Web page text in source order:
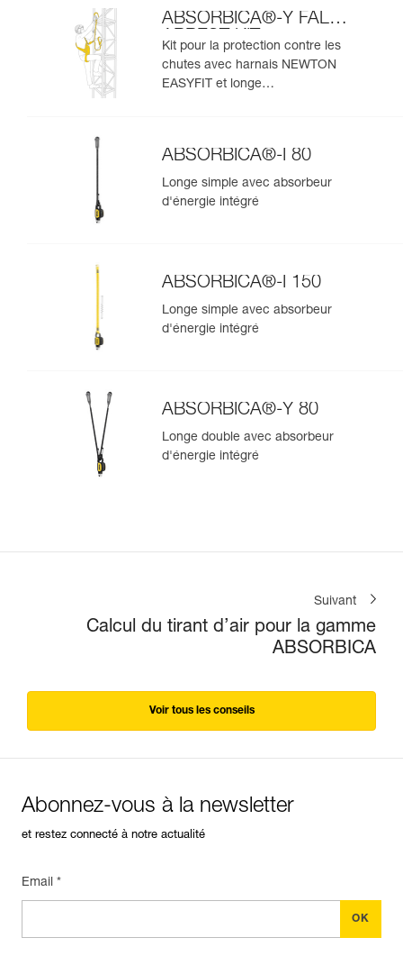
ABSORBICA®-Y FALL
ARREST KIT
Kit pour la protection contre les
chutes avec harnais NEWTON
EASYFIT et longe
ABSORBICA®-I 80
Longe simple avec absorbeur
d'énergie intégré
ABSORBICA®-I 150
Longe simple avec absorbeur
d'énergie intégré
ABSORBICA®-Y 80
Longe double avec absorbeur
d'énergie intégré
Suivant
Calcul du tirant d’air pour la gamme
ABSORBICA
Voir tous les conseils
Abonnez-vous à la newsletter
et restez connecté à notre actualité
Email *